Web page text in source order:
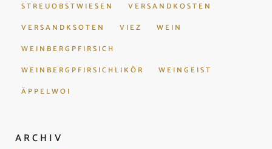
STREUOBSTWIESEN
VERSANDKOSTEN
VERSANDKSOTEN
VIEZ
WEIN
WEINBERGPFIRSICH
WEINBERGPFIRSICHLIKÖR
WEINGEIST
ÄPPELWOI
ARCHIV